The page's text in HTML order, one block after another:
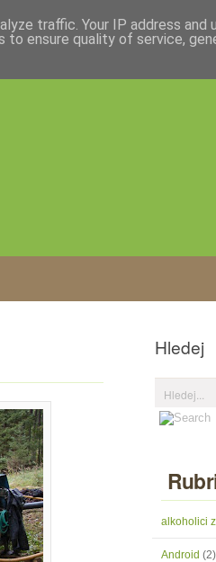
Hledej
alkoholici
Android (2)
traffic. Your IP address and
ensure quality of service,